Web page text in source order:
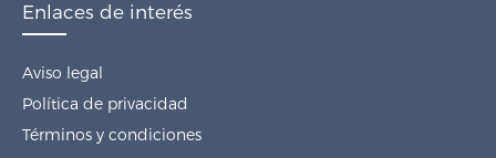
Enlaces de interés
Aviso legal
Política de privacidad
Términos y condiciones